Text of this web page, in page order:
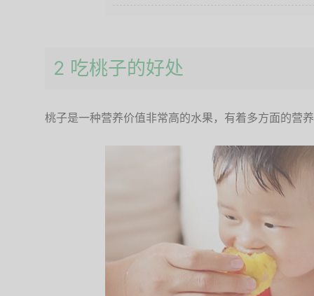
2 吃桃子的好处
桃子是一种营养价值非常高的水果，有着多方面的营